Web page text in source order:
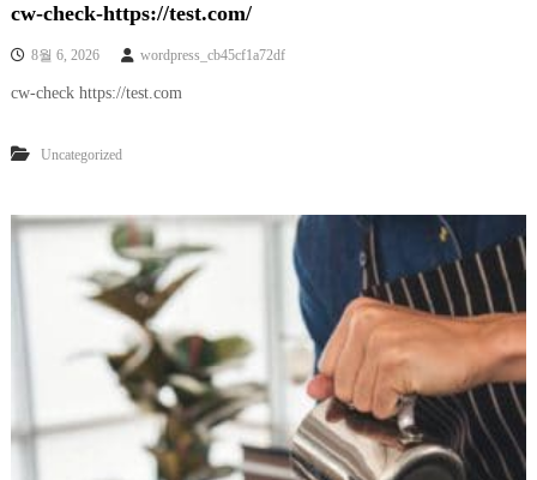
cw-check-https://test.com/
8월 6, 2026 wordpress_cb45cf1a72df
cw-check https://test.com
Uncategorized